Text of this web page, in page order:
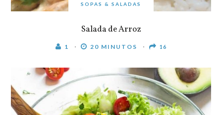
SOPAS & SALADAS
Salada de Arroz
1 20 MINUTOS 16